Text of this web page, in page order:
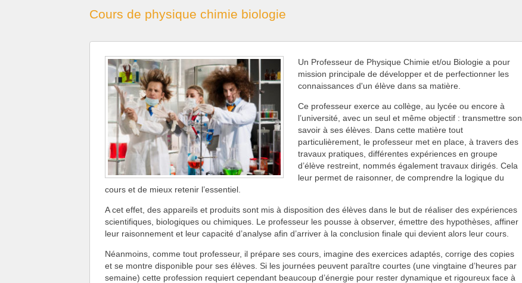
Cours de physique chimie biologie
Un Professeur de Physique Chimie et/ou Biologie a pour
mission principale de développer et de perfectionner les
connaissances d'un élève dans sa matière.
Ce professeur exerce au collège, au lycée ou encore à
l’université, avec un seul et même objectif : transmettre son
savoir à ses élèves. Dans cette matière tout
particulièrement, le professeur met en place, à travers des
travaux pratiques, différentes expériences en groupe
d’élève restreint, nommés également travaux dirigés. Cela
leur permet de raisonner, de comprendre la logique du
cours et de mieux retenir l’essentiel.
A cet effet, des appareils et produits sont mis à disposition des élèves dans le but de réaliser des expériences
scientifiques, biologiques ou chimiques. Le professeur les pousse à observer, émettre des hypothèses, affiner
leur raisonnement et leur capacité d’analyse afin d’arriver à la conclusion finale qui devient alors leur cours.
Néanmoins, comme tout professeur, il prépare ses cours, imagine des exercices adaptés, corrige des copies
et se montre disponible pour ses élèves. Si les journées peuvent paraître courtes (une vingtaine d’heures par
semaine) cette profession requiert cependant beaucoup d’énergie pour rester dynamique et rigoureux face à